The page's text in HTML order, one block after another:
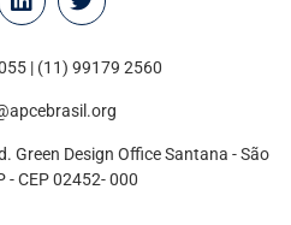
| (11) 99179 2560
Green Design Office Santana - São
- CEP 02452- 000